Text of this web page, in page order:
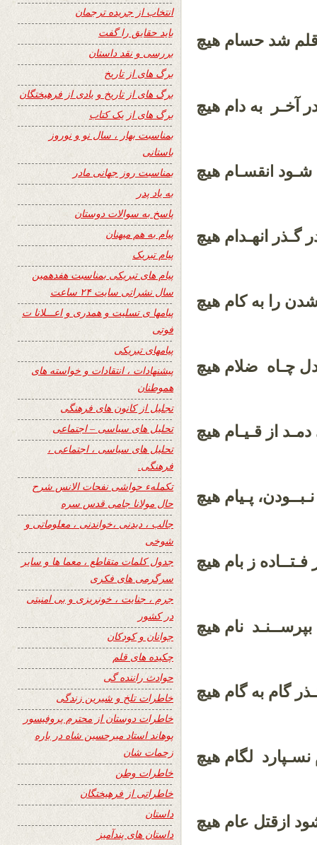
شد حسام هیچ
آخـر به دام هیچ
شـود انقسـام هیچ
انهـدام هیچ
را به کام هیچ
دل چـاه ضلام هیچ
از قـیـام هیچ
پـیام هیچ
ز بام هیچ
بپرســنـد نام هیچ
گام به گام هیچ
نسـپارد لگام هیچ
ازقتل عام هیچ
انتخاب از جریده ترجمان
باید حقایق را گفت
بررسی و نقد داستان
برگ های از تاریخ
برگ های از تاریخ و یادی از فرهیختگان
برگ های از یک کتاب
بمناسبت بهار ، سال نو و نوروز
باستانی
بمناسبت روز جهانی مادر
به یاد پدر
پاسخ به سوالات دوستان
پیام به هم میهنان
پیام تبریک
پیام های تبریکی بمناسبت هفدهمین
سال نشراتی سایت ۲۴ ساعت
پیامها ی تسلیت و همدری و اعـــلانا ت
فوتی
پیامهای تبریکی
پیشنهادات ، انتقادات و خواسته های
هموطنان
تجلیل از کانون های فرهنگی
تحلیل های سیاسی – اجتماعی
تحلیل های سیاسی ، اجتماعی ،
فرهنگی.
تکملهء حواشی نفحات الانس شرح
حال مولانا جامی قدس سره
جالب ، دیدنی ،خواندنی ، معلوماتی و
شوخی
جدول کلمات متقاطع ، معما ها و سایر
سرگرمی های فکری
جرم ، جنایت ، خونریزی و بی امنیتی
در کشور
جوانان و کودکان
چکیده های قلم
حوادث راننده گی
خاطرات تلخ و شیرین زندگی
خاطرات دوستان از محترم پروفیسور
پوهاند استاد میرحسین شاه در باره
زحمات شان
خاطرات وطن
خاطراتی از فرهیختگان
داستان
داستان های پندآمیز